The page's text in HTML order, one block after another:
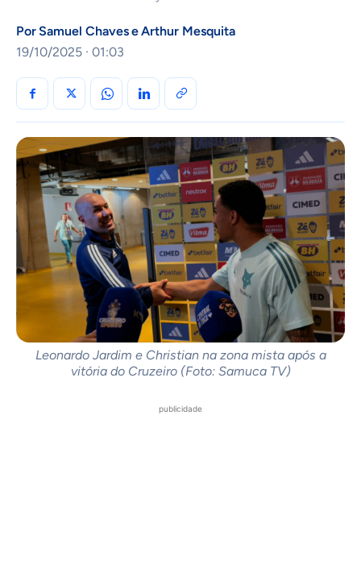
Por Samuel ChaveseArthur Mesquita
19/10/2025 · 01:03
Leonardo Jardim e Christian na zona mista após a
vitória do Cruzeiro (Foto: Samuca TV)
publicidade